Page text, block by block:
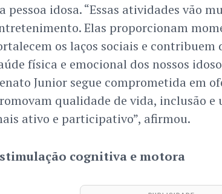
pessoa idosa. “Essas atividades vão
Elas proporcionam
os laços sociais e contribuem
física e emocional dos nossos
Junior segue comprometida em
qualidade de vida, inclusão e
ativo e participativo”, afirmou.
cognitiva e motora